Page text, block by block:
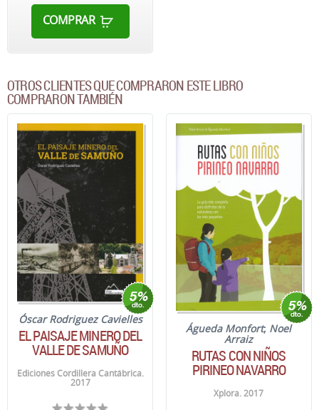
COMPRAR
OTROS CLIENTES QUE COMPRARON ESTE LIBRO
COMPRARON TAMBIÉN
Óscar Rodriguez Cavielles
EL PAISAJE MINERO DEL
VALLE DE SAMUÑO
Ediciones Cordillera Cantábrica.
2017
Águeda Monfort; Noel
Arraiz
RUTAS CON NIÑOS
PIRINEO NAVARRO
Xplora. 2017